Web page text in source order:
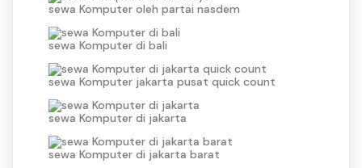
sewa Komputer oleh partai nasdem
sewa Komputer di bali
sewa Komputer jakarta pusat quick count
sewa Komputer di jakarta
sewa Komputer di jakarta barat